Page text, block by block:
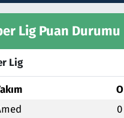
Lig Puan Durumu
Lig
O
0